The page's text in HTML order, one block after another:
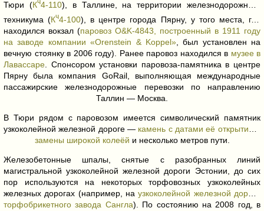
Тюри (Кч4-110), в Таллине, на территории железнодорожного
техникума (Кч4-100), в центре города Пярну, у того места, где
находился вокзал (паровоз O&K-4843, построенный в 1911 году
на заводе компании «Orenstein & Koppel», был установлен на
вечную стоянку в 2006 году). Ранее паровоз находился в музее в
Лавассаре . Спонсором установки паровоза-памятника в центре
Пярну была компания GoRail, выполняющая международные
пассажирские железнодорожные перевозки по направлению
Таллин — Москва.
В Тюри рядом с паровозом имеется символический памятник
узкоколейной железной дороге — камень с датами её открытия и
замены широкой колеёй и несколько метров пути.
Железобетонные шпалы, снятые с разобранных линий
магистральной узкоколейной железной дороги Эстонии, до сих
пор используются на некоторых торфовозных узкоколейных
железных дорогах (например, наузкоколейной железной дороге
торфобрикетного завода Сангла). По состоянию на 2008 год, в